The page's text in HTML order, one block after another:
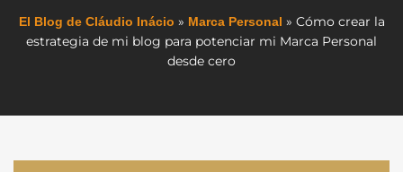
El Blog de Cláudio Inácio » Marca Personal » Cómo crear la
estrategia de mi blog para potenciar mi Marca Personal
desde cero